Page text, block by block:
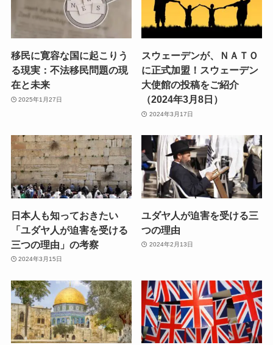
移民に寛容な国に起こりう
る現実：不法移民問題の現
在と未来
2025年1月27日
スウェーデンが、ＮＡＴＯ
に正式加盟！スウェーデン
大使館の投稿をご紹介
（2024年3月8日）
2024年3月17日
日本人も知っておきたい
「ユダヤ人が迫害を受ける
三つの理由」の考察
2024年3月15日
ユダヤ人が迫害を受ける三
つの理由
2024年2月13日